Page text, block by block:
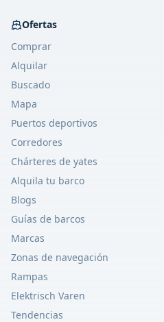
Ofertas
Comprar
Alquilar
Buscado
Mapa
Puertos deportivos
Corredores
Chárteres de yates
Alquila tu barco
Blogs
Guías de barcos
Marcas
Zonas de navegación
Rampas
Elektrisch Varen
Tendencias